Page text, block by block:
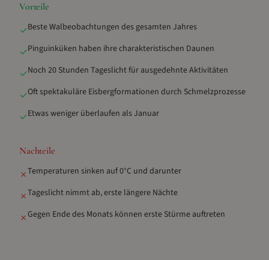
Vorteile
✓Beste Walbeobachtungen des gesamten Jahres
✓Pinguinküken haben ihre charakteristischen Daunen
✓Noch 20 Stunden Tageslicht für ausgedehnte Aktivitäten
✓Oft spektakuläre Eisbergformationen durch Schmelzprozesse
✓Etwas weniger überlaufen als Januar
Nachteile
✗Temperaturen sinken auf 0°C und darunter
✗Tageslicht nimmt ab, erste längere Nächte
✗Gegen Ende des Monats können erste Stürme auftreten